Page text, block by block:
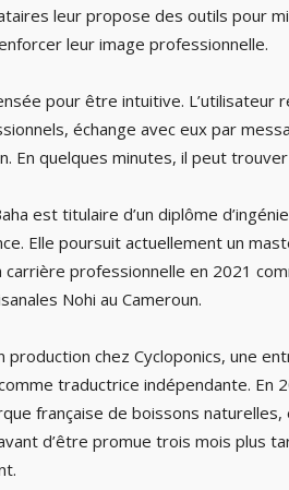
leur propose des outils pour
leur image professionnelle.
pour être intuitive. L’utilisateur
échange avec eux par
En quelques minutes, il peut
est titulaire d’un diplôme
Elle poursuit actuellement un
carrière professionnelle en 2021
Nohi au Cameroun.
production chez Cycloponics, une
traductrice indépendante. En
française de boissons
d’être promue trois mois plus